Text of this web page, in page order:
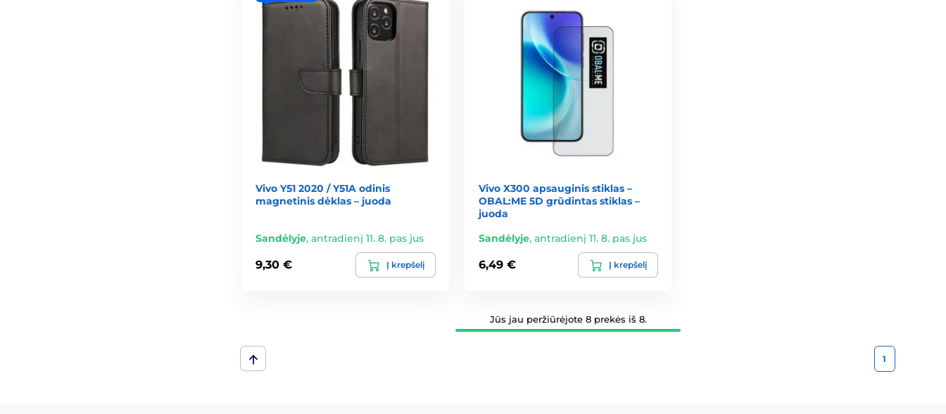
Vivo Y51 2020 / Y51A odinis
magnetinis dėklas – juoda
Sandėlyje, antradienį 11. 8. pas jus
9,30 € Į krepšelį
Vivo X300 apsauginis stiklas –
OBAL:ME 5D grūdintas stiklas –
juoda
Sandėlyje, antradienį 11. 8. pas jus
6,49 € Į krepšelį
Jūs jau peržiūrėjote 8 prekės iš 8.
1